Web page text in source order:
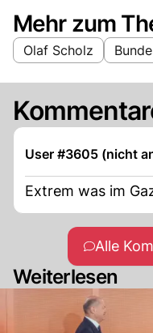
Mehr zum
Olaf Scholz
User #3605 (nicht
Extrem was im
Alle
Weiterlesen